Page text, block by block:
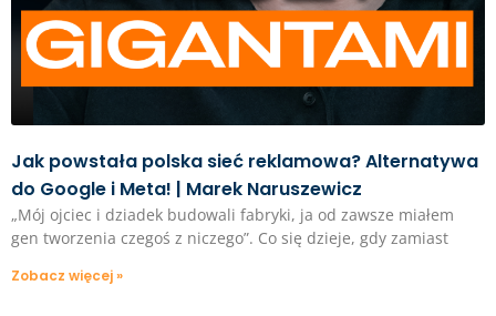
Jak powstała polska sieć reklamowa? Alternatywa
do Google i Meta! | Marek Naruszewicz
„Mój ojciec i dziadek budowali fabryki, ja od zawsze miałem
gen tworzenia czegoś z niczego”. Co się dzieje, gdy zamiast
Zobacz więcej »